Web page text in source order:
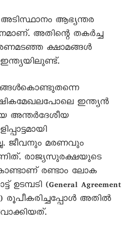
അടിസ്ഥാനം ആഭ്യന്തര
അതിന്റെ തകർച്ച
ക്ഷാമങ്ങൾ
ഇന്ത്യൻ
അന്തർദേശീയ
ജീവനും മരണവും
രാജ്യസുരക്ഷയുടെ
രണ്ടാം ലോക
(General Agreement
രൂപീകരിച്ചപ്പോൾ അതിൽ